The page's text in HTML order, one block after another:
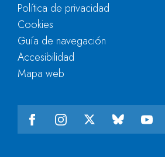
Política de privacidad
Cookies
Guía de navegación
Accesibilidad
Mapa web